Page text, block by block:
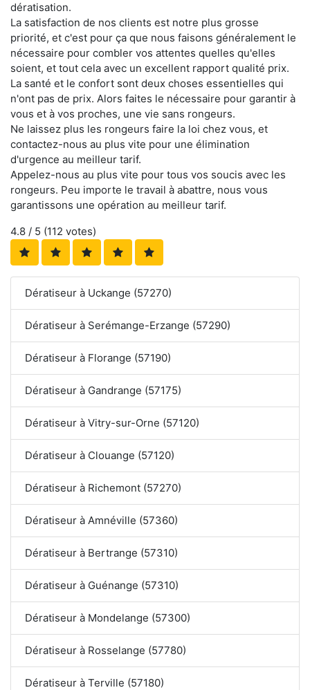
dératisation.
La satisfaction de nos clients est notre plus grosse
priorité, et c'est pour ça que nous faisons généralement le
nécessaire pour combler vos attentes quelles qu'elles
soient, et tout cela avec un excellent rapport qualité prix.
La santé et le confort sont deux choses essentielles qui
n'ont pas de prix. Alors faites le nécessaire pour garantir à
vous et à vos proches, une vie sans rongeurs.
Ne laissez plus les rongeurs faire la loi chez vous, et
contactez-nous au plus vite pour une élimination
d'urgence au meilleur tarif.
Appelez-nous au plus vite pour tous vos soucis avec les
rongeurs. Peu importe le travail à abattre, nous vous
garantissons une opération au meilleur tarif.
4.8 / 5 (112 votes)
Dératiseur à Uckange (57270)
Dératiseur à Serémange-Erzange (57290)
Dératiseur à Florange (57190)
Dératiseur à Gandrange (57175)
Dératiseur à Vitry-sur-Orne (57120)
Dératiseur à Clouange (57120)
Dératiseur à Richemont (57270)
Dératiseur à Amnéville (57360)
Dératiseur à Bertrange (57310)
Dératiseur à Guénange (57310)
Dératiseur à Mondelange (57300)
Dératiseur à Rosselange (57780)
Dératiseur à Terville (57180)